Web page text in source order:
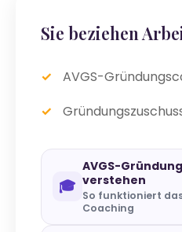
Sie beziehen
AVGS-
🎓
AVGS-
verstehen
So funktioniert
Coaching